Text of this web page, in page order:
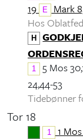
19
E
Mark
Hos
H
1 5 Mos
24,44-53
Tidebønner
Tor 18
1 1 Mos